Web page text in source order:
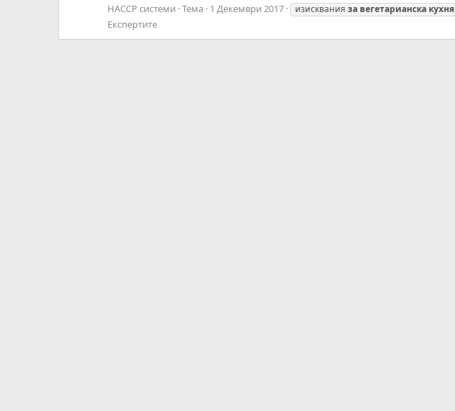
НАССР системи Тема 1 Декември 2017 изисквания за вегетарианска кухня
Експертите